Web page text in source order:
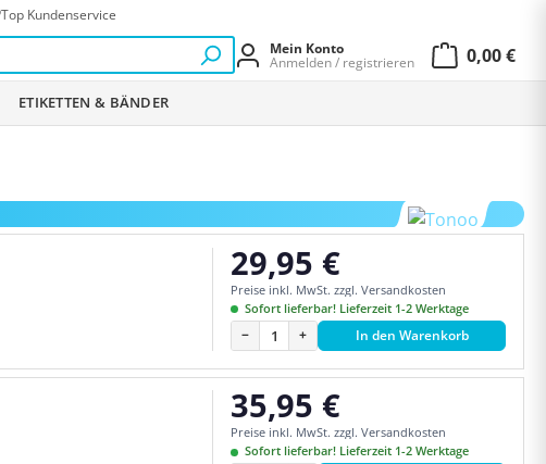
Top Kundenservice
Mein Konto
Anmelden / registrieren
0,00 €
ETIKETTEN & BÄNDER
Regulärer Preis:
29,95 €
Preise inkl. MwSt. zzgl. Versandkosten
Sofort lieferbar! Lieferzeit 1-2 Werktage
− + In den Warenkorb
Regulärer Preis:
35,95 €
Preise inkl. MwSt. zzgl. Versandkosten
Sofort lieferbar! Lieferzeit 1-2 Werktage